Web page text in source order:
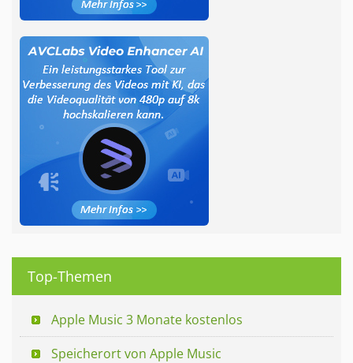
Top-Themen
Apple Music 3 Monate kostenlos
Speicherort von Apple Music